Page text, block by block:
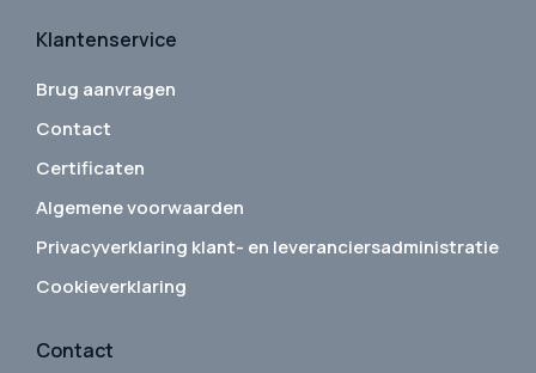
Klantenservice
Brug aanvragen
Contact
Certificaten
Algemene voorwaarden
Privacyverklaring klant- en leveranciersadministratie
Cookieverklaring
Contact